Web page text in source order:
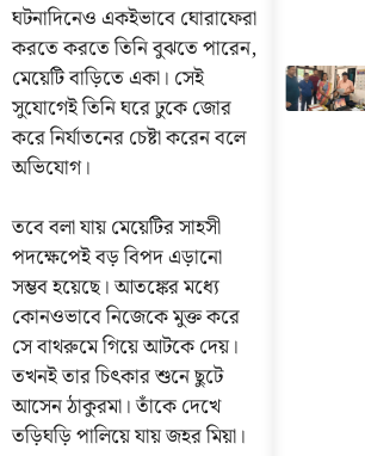
ঘটনাদিনেও একইভাবে ঘোরাফেরা
করতে করতে তিনি বুঝতে পারেন,
মেয়েটি বাড়িতে একা। সেই
সুযোগেই তিনি ঘরে ঢুকে জোর
করে নির্যাতনের চেষ্টা করেন বলে
অভিযোগ।
তবে বলা যায় মেয়েটির সাহসী
পদক্ষেপেই বড় বিপদ এড়ানো
সম্ভব হয়েছে। আতঙ্কের মধ্যে
কোনওভাবে নিজেকে মুক্ত করে
সে বাথরুমে গিয়ে আটকে দেয়।
তখনই তার চিৎকার শুনে ছুটে
আসেন ঠাকুরমা। তাঁকে দেখে
তড়িঘড়ি পালিয়ে যায় জহর মিয়া।